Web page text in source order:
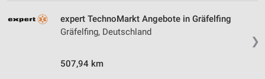
❯
expert TechnoMarkt Angebote in Gräfelfing
Gräfelfing, Deutschland
507,94 km